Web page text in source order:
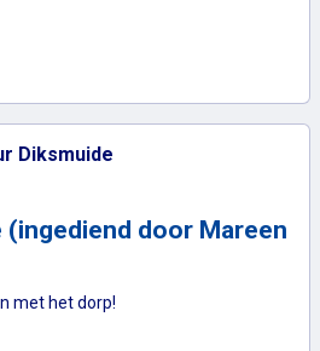
(ingediend door Goran Lowie
Diksmuide
door Mareen
met het dorp!